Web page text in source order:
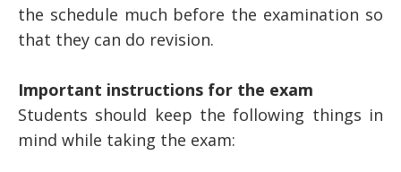
the schedule much before the examination so
that they can do revision.
Important instructions for the exam
Students should keep the following things in
mind while taking the exam: